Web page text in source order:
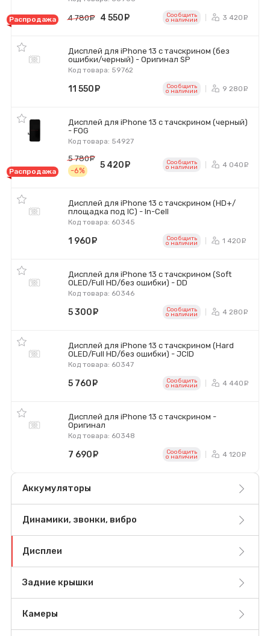
Распродажа 4 780 руб.
4 550 руб.Сообщить
o наличии 3 420
Дисплей для iPhone 13 с тачскрином (без
ошибки/черный) - Оригинал SP
Код товара: 59762
11 550 Сообщить
o наличии 9 280
Дисплей для iPhone 13 с тачскрином (черный)
- FOG
Код товара: 54927
Распродажа
5 780
-6%
5 420 руб.Сообщить
o наличии 4 040
Дисплей для iPhone 13 с тачскрином (HD+/
площадка под IC) - In-Cell
Код товара: 60345
1 960 Сообщить
o наличии 1 420
Дисплей для iPhone 13 с тачскрином (Soft
OLED/Full HD/без ошибки) - DD
Код товара: 60346
5 300 Сообщить
o наличии 4 280
Дисплей для iPhone 13 с тачскрином (Hard
OLED/Full HD/без ошибки) - JCID
Код товара: 60347
5 760 Сообщить
o наличии 4 440
Дисплей для iPhone 13 с тачскрином -
Оригинал
Код товара: 60348
7 690 Сообщить
o наличии 4 120
Аккумуляторы
Динамики, звонки, вибро
Дисплеи
Задние крышки
Камеры